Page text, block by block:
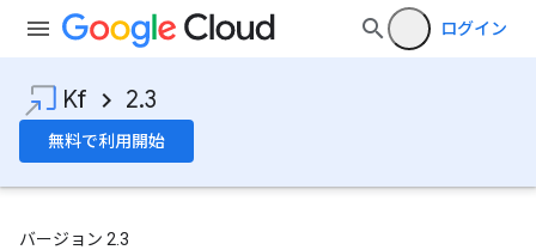
ログイン
Kf 2.3
無料で利用開始
バージョン 2.3